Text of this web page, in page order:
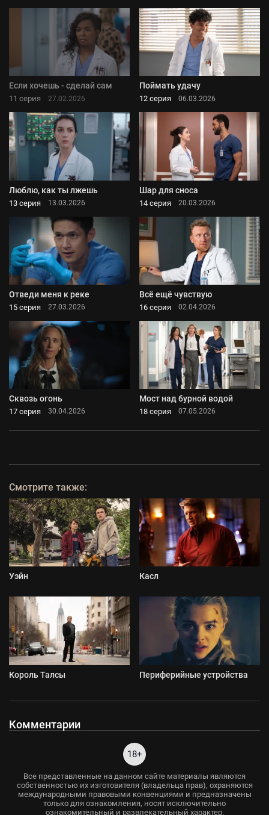
Если хочешь - сделай сам
11 серия 27.02.2026
Поймать удачу
12 серия 06.03.2026
Люблю, как ты лжешь
13 серия 13.03.2026
Шар для сноса
14 серия 20.03.2026
Отведи меня к реке
15 серия 27.03.2026
Всё ещё чувствую
16 серия 02.04.2026
Сквозь огонь
17 серия 30.04.2026
Мост над бурной водой
18 серия 07.05.2026
Смотрите также:
Уэйн Касл
Король Талсы Периферийные устройства
Комментарии
18+
Все представленные на данном сайте материалы являются
собственностью их изготовителя (владельца прав), охраняются
международными правовыми конвенциями и предназначены
только для ознакомления, носят исключительно
ознакомительный и развлекательный характер.